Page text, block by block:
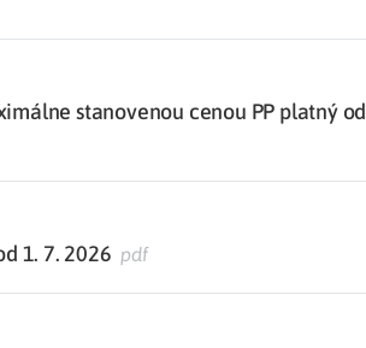
stanovenou cenou PP platný od
1. 7. 2026 pdf